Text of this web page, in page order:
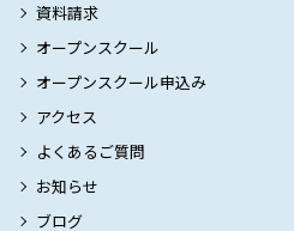
資料請求
オープンスクール
オープンスクール申込み
アクセス
よくあるご質問
お知らせ
ブログ